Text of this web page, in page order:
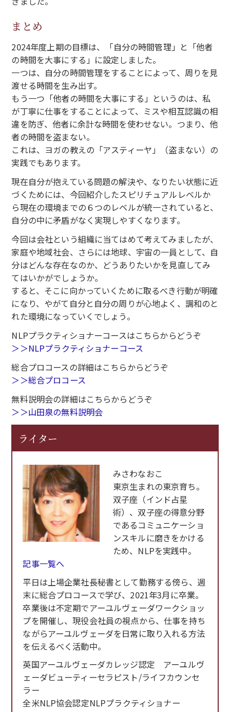
まとめ
2024年度上期の目標は、「自分の時間管理」と「他者
の時間を大事にする」に設定しました。
一つは、自分の時間管理をすることによって、周りを見
渡せる時間を生み出す。
もう一つ「他者の時間を大事にする」というのは、私
が丁寧に仕事をすることによって、ミスや相互認識の相
違を防ぎ、他者に余計な時間を使わせない。つまり、他
者の時間を盗まない。
これは、ヨガの教えの「アスティーヤ」（盗まない）の
実践でもあります。
現在自分が抱えている問題の解決や、なりたい状態に近
づくためには、今回紹介したスピリチュアルレベルか
ら現在の環境までの６つのレベルが統一されていると、
自分の中に矛盾がなく実現しやすくなります。
今回は会社という組織に当てはめて考えてみましたが、
家庭や地域社会、さらには地球、宇宙の一員として、自
分はどんな存在なのか、どうありたいかを見直してみ
てはいかがでしょうか。
すると、そこに向かっていくために取るべき行動が明確
になり、やがて自分と自分の周りが心地よく、調和のと
れた環境になっていくでしょう。
NLPプラクティショナーコースはこちらからどうぞ
＞＞NLPプラクティショナーコース
総合プロコースの詳細はこちらからどうぞ
＞＞総合プロコース
無料説明会の詳細はこちらからどうぞ
＞＞山田泉の無料説明会
ライター
みさわなおこ
東京生まれの東京育ち。
双子座（インド占星
術）、双子座の得意分野
であるコミュニケーショ
ンスキルに磨きをかける
ため、NLPを実践中。
記事一覧へ
平日は上場企業社長秘書として勤務する傍ら、週
末に総合プロコースで学び、2021年3月に卒業。
卒業後は不定期でアーユルヴェーダワークショッ
プを開催し、現役会社員の視点から、仕事を持ち
ながらアーユルヴェーダを日常に取り入れる方法
を伝えるべく活動中。
英国アーユルヴェーダカレッジ認定 アーユルヴ
ェーダビューティーセラピスト/ライフカウンセ
ラー
全米NLP協会認定NLPプラクティショナー